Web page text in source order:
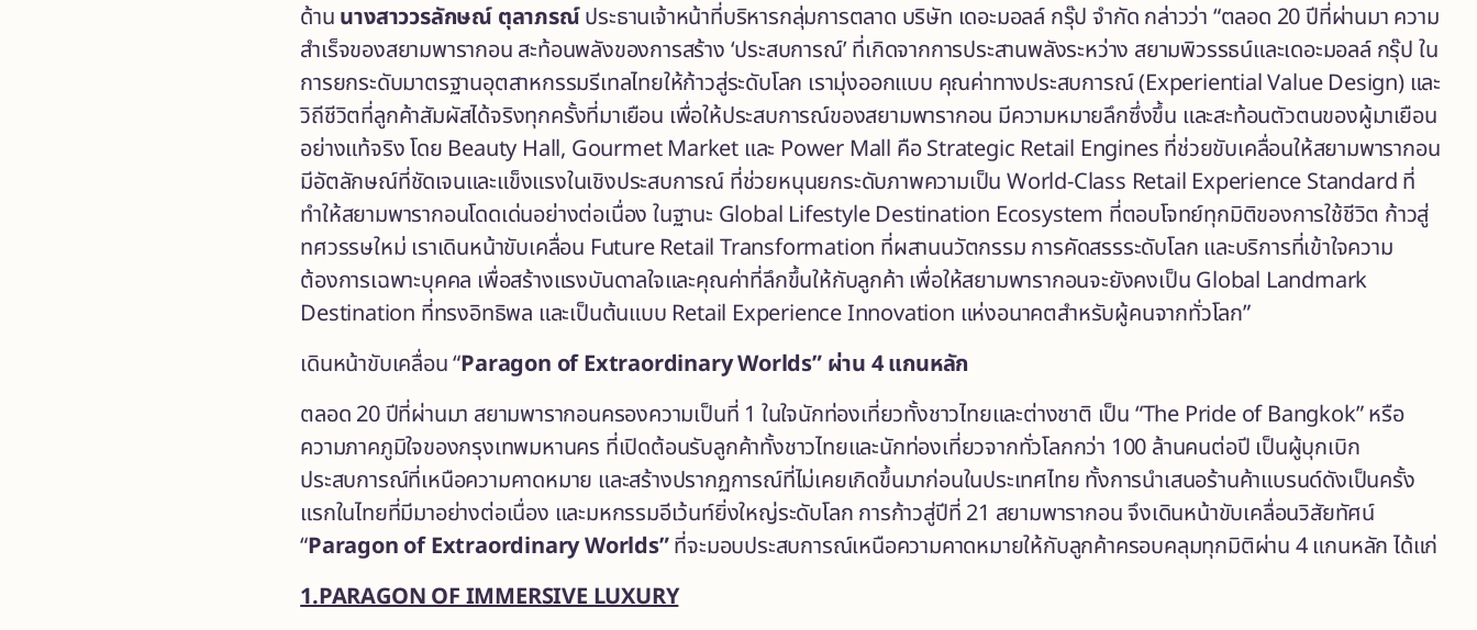
ด้าน นางสาววรลักษณ์ ตุลาภรณ์ประธานเจ้าหน้าที่บริหารกลุ่มการตลาด บริษัท เดอะมอลล์ กรุ๊ป จำกัด กล่าวว่า “ตลอด 20 ปีที่ผ่านมา ความ
สำเร็จของสยามพารากอน สะท้อนพลังของการสร้าง ‘ประสบการณ์’ ที่เกิดจากการประสานพลังระหว่าง สยามพิวรรธน์และเดอะมอลล์ กรุ๊ป ใน
การยกระดับมาตรฐานอุตสาหกรรมรีเทลไทยให้ก้าวสู่ระดับโลก เรามุ่งออกแบบ คุณค่าทางประสบการณ์ (Experiential Value Design) และ
วิถีชีวิตที่ลูกค้าสัมผัสได้จริงทุกครั้งที่มาเยือน เพื่อให้ประสบการณ์ของสยามพารากอน มีความหมายลึกซึ่งขึ้น และสะท้อนตัวตนของผู้มาเยือน
อย่างแท้จริง โดย Beauty Hall, Gourmet Market และ Power Mall คือ Strategic Retail Engines ที่ช่วยขับเคลื่อนให้สยามพารากอน
มีอัตลักษณ์ที่ชัดเจนและแข็งแรงในเชิงประสบการณ์ ที่ช่วยหนุนยกระดับภาพความเป็น World-Class Retail Experience Standard ที่
ทำให้สยามพารากอนโดดเด่นอย่างต่อเนื่อง ในฐานะ Global Lifestyle Destination Ecosystem ที่ตอบโจทย์ทุกมิติของการใช้ชีวิต ก้าวสู่
ทศวรรษใหม่ เราเดินหน้าขับเคลื่อน Future Retail Transformation ที่ผสานนวัตกรรม การคัดสรรระดับโลก และบริการที่เข้าใจความ
ต้องการเฉพาะบุคคล เพื่อสร้างแรงบันดาลใจและคุณค่าที่ลึกขึ้นให้กับลูกค้า เพื่อให้สยามพารากอนจะยังคงเป็น Global Landmark
Destination ที่ทรงอิทธิพล และเป็นต้นแบบ Retail Experience Innovation แห่งอนาคตสำหรับผู้คนจากทั่วโลก”
เดินหน้าขับเคลื่อน “Paragon of Extraordinary Worlds” ผ่าน 4 แกนหลัก
ตลอด 20 ปีที่ผ่านมา สยามพารากอนครองความเป็นที่ 1 ในใจนักท่องเที่ยวทั้งชาวไทยและต่างชาติ เป็น “The Pride of Bangkok” หรือ
ความภาคภูมิใจของกรุงเทพมหานคร ที่เปิดต้อนรับลูกค้าทั้งชาวไทยและนักท่องเที่ยวจากทั่วโลกกว่า 100 ล้านคนต่อปี เป็นผู้บุกเบิก
ประสบการณ์ที่เหนือความคาดหมาย และสร้างปรากฏการณ์ที่ไม่เคยเกิดขึ้นมาก่อนในประเทศไทย ทั้งการนำเสนอร้านค้าแบรนด์ดังเป็นครั้ง
แรกในไทยที่มีมาอย่างต่อเนื่อง และมหกรรมอีเว้นท์ยิ่งใหญ่ระดับโลก การก้าวสู่ปีที่ 21 สยามพารากอน จึงเดินหน้าขับเคลื่อนวิสัยทัศน์
“Paragon of Extraordinary Worlds”ที่จะมอบประสบการณ์เหนือความคาดหมายให้กับลูกค้าครอบคลุมทุกมิติผ่าน 4 แกนหลัก ได้แก่
1.PARAGON OF IMMERSIVE LUXURY